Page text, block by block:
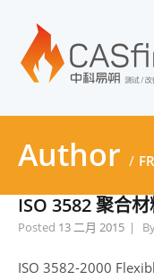
Author
ISO 3582 聚合
Posted 13 二月 2015
ISO 3582-2000